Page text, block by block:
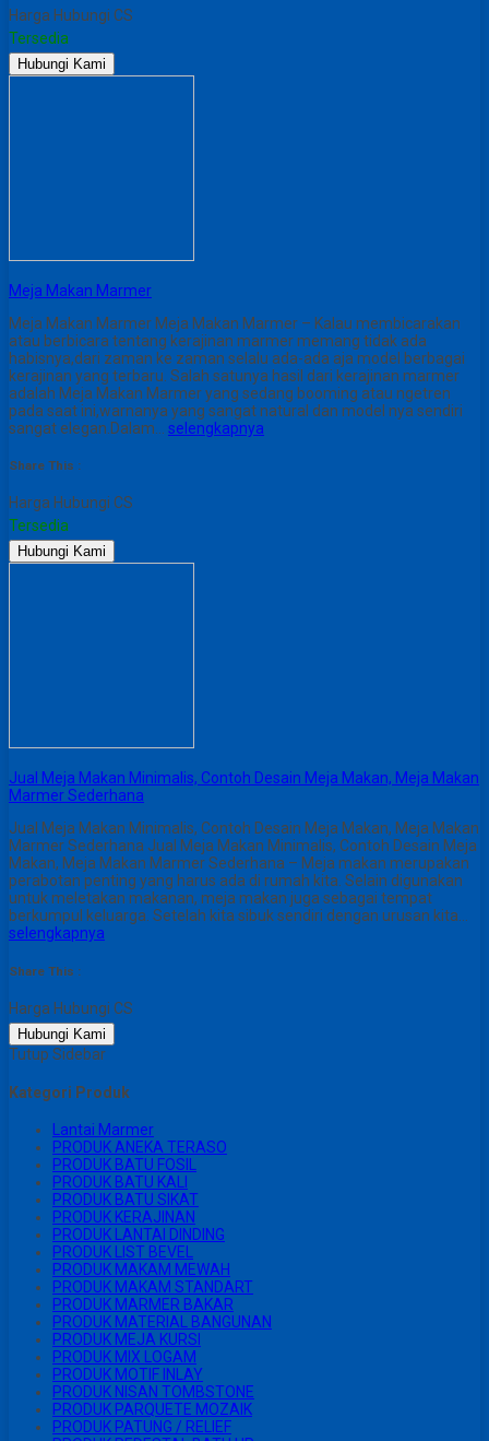
Harga Hubungi CS
Tersedia
Hubungi Kami
Meja Makan Marmer
Meja Makan Marmer Meja Makan Marmer – Kalau membicarakan
atau berbicara tentang kerajinan marmer memang tidak ada
habisnya,dari zaman ke zaman selalu ada-ada aja model berbagai
kerajinan yang terbaru. Salah satunya hasil dari kerajinan marmer
adalah Meja Makan Marmer yang sedang booming atau ngetren
pada saat ini,warnanya yang sangat natural dan model nya sendiri
sangat elegan.Dalam… selengkapnya
Share This :
Harga Hubungi CS
Tersedia
Hubungi Kami
Jual Meja Makan Minimalis, Contoh Desain Meja Makan, Meja Makan
Marmer Sederhana
Jual Meja Makan Minimalis, Contoh Desain Meja Makan, Meja Makan
Marmer Sederhana Jual Meja Makan Minimalis, Contoh Desain Meja
Makan, Meja Makan Marmer Sederhana – Meja makan merupakan
perabotan penting yang harus ada di rumah kita. Selain digunakan
untuk meletakan makanan, meja makan juga sebagai tempat
berkumpul keluarga. Setelah kita sibuk sendiri dengan urusan kita…
selengkapnya
Share This :
Harga Hubungi CS
Hubungi Kami
Tutup Sidebar
Kategori Produk
Lantai Marmer
PRODUK ANEKA TERASO
PRODUK BATU FOSIL
PRODUK BATU KALI
PRODUK BATU SIKAT
PRODUK KERAJINAN
PRODUK LANTAI DINDING
PRODUK LIST BEVEL
PRODUK MAKAM MEWAH
PRODUK MAKAM STANDART
PRODUK MARMER BAKAR
PRODUK MATERIAL BANGUNAN
PRODUK MEJA KURSI
PRODUK MIX LOGAM
PRODUK MOTIF INLAY
PRODUK NISAN TOMBSTONE
PRODUK PARQUETE MOZAIK
PRODUK PATUNG / RELIEF